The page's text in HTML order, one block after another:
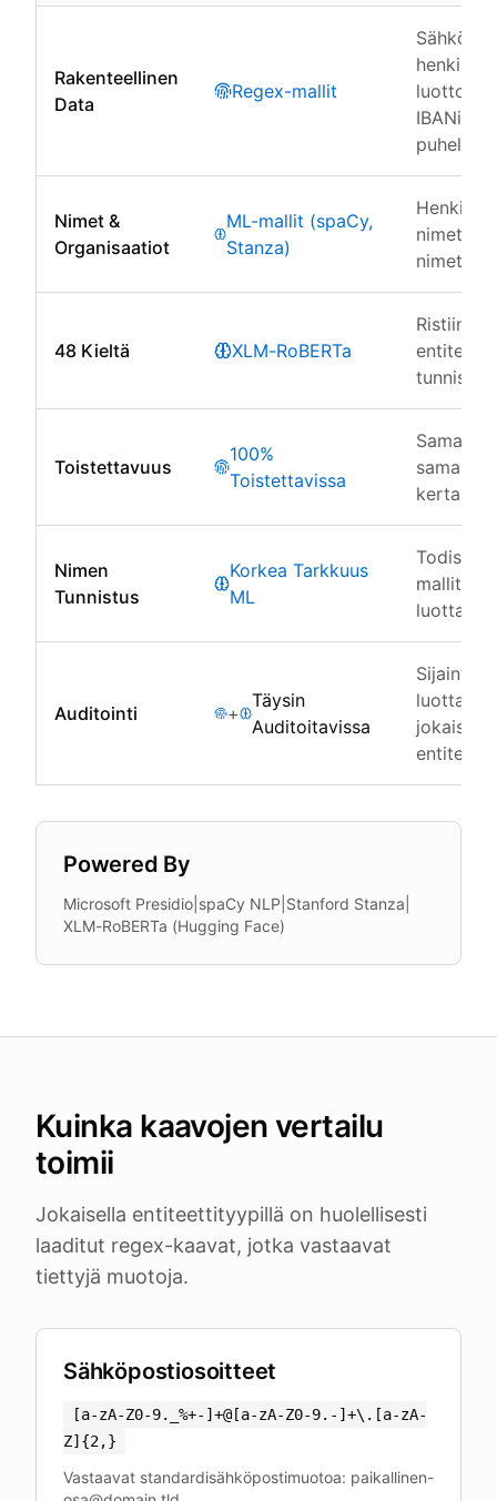
Rakenteellinen
Data
Regex-mallit
IBANit,
Nimet &
Organisaatiot
ML-mallit (spaCy,
Stanza)
nimet,
nimet,
48 Kieltä XLM-RoBERTa
Ristiin
tunnistus
Toistettavuus
100%
Toistettavissa
Sama
sama
kerta
Nimen
Tunnistus
Korkea Tarkkuus
ML
mallit
Auditointi +
Täysin
Auditoitavissa
Sijainti,
jokaiselle
Powered By
Microsoft Presidio spaCy NLP Stanford Stanza
XLM-RoBERTa (Hugging Face)
Kuinka kaavojen vertailu
toimii
Jokaisella entiteettityypillä on huolellisesti
laaditut regex-kaavat, jotka vastaavat
tiettyjä muotoja.
Sähköpostiosoitteet
[a-zA-Z0-9._%+-]+@[a-zA-Z0-9.-]+\.[a-zA-
Z] {2,}
Vastaavat standardisähköpostimuotoa: paikallinen-